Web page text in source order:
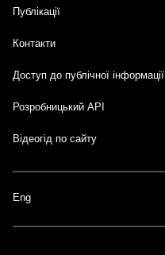
Публікації
Контакти
Доступ до публічної інформації
Розробницький API
Відеогід по сайту
Eng